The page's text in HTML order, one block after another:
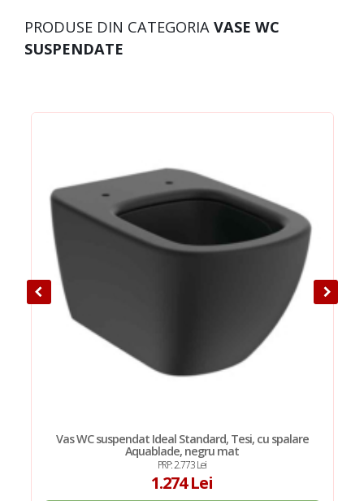
PRODUSE DIN CATEGORIA VASE WC
SUSPENDATE
Vas WC suspendat Ideal Standard, Tesi, cu spalare
Aquablade, negru mat
PRP: 2.773 Lei
1.274 Lei